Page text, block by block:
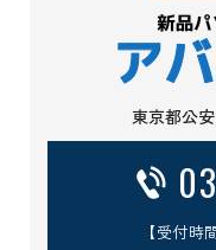
東京都公
【受付